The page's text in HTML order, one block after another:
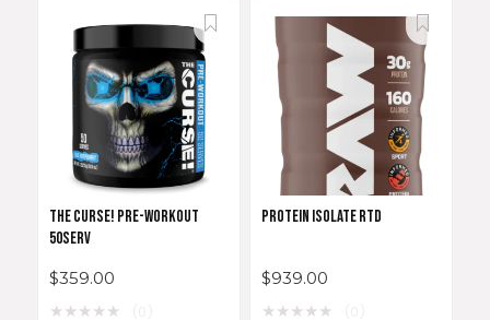
THE CURSE! PRE-WORKOUT
50SERV
$359.00
★★★★★
PROTEIN ISOLATE RTD
$939.00
★★★★★